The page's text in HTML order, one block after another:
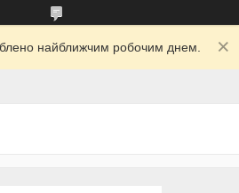
найближчим робочим днем.